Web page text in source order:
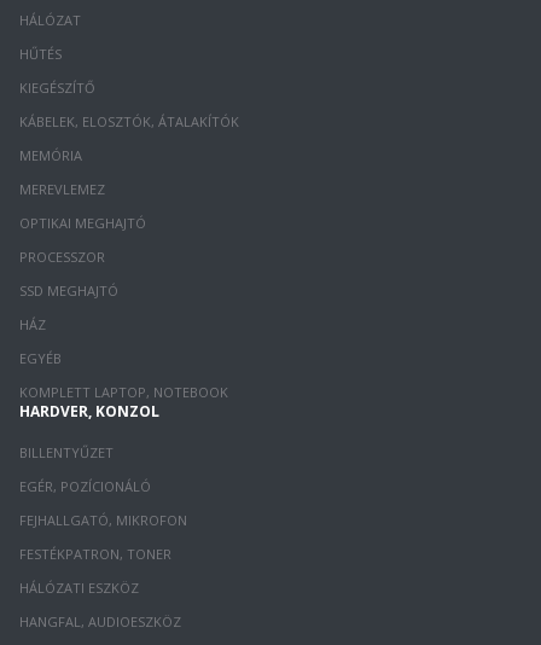
HÁLÓZAT
HŰTÉS
KIEGÉSZÍTŐ
KÁBELEK, ELOSZTÓK, ÁTALAKÍTÓK
MEMÓRIA
MEREVLEMEZ
OPTIKAI MEGHAJTÓ
PROCESSZOR
SSD MEGHAJTÓ
HÁZ
EGYÉB
KOMPLETT LAPTOP, NOTEBOOK
HARDVER, KONZOL
BILLENTYŰZET
EGÉR, POZÍCIONÁLÓ
FEJHALLGATÓ, MIKROFON
FESTÉKPATRON, TONER
HÁLÓZATI ESZKÖZ
HANGFAL, AUDIOESZKÖZ